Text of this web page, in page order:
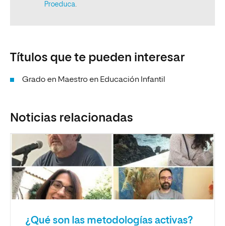
Títulos que te pueden interesar
Grado en Maestro en Educación Infantil
Noticias relacionadas
¿Qué son las metodologías activas?